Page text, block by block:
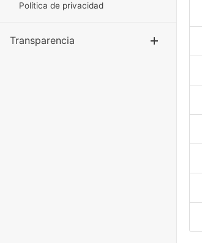
Política de privacidad
Transparencia